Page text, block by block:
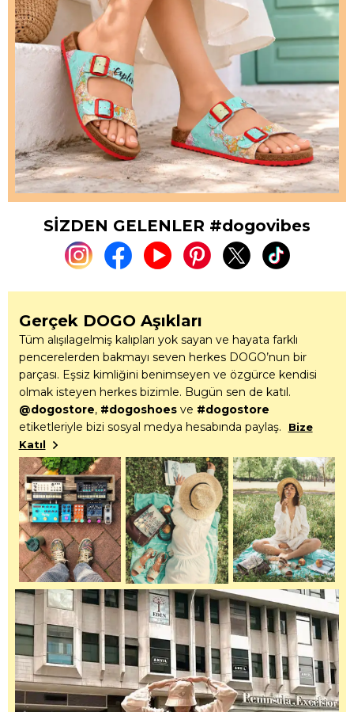
SİZDEN GELENLER #dogovibes
Gerçek DOGO Aşıkları
Tüm alışılagelmiş kalıpları yok sayan ve hayata farklı
pencerelerden bakmayı seven herkes DOGO’nun bir
parçası. Eşsiz kimliğini benimseyen ve özgürce kendisi
olmak isteyen herkes bizimle. Bugün sen de katıl.
@dogostore, #dogoshoesve #dogostore
etiketleriyle bizi sosyal medya hesabında paylaş.
Bize
Katıl